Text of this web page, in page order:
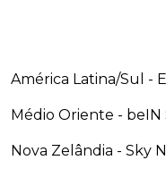
América Latina/Sul -
Médio Oriente - beIN
Nova Zelândia - Sky